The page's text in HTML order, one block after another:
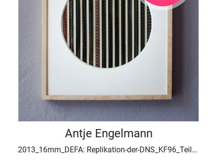
Antje Engelmann
2013_16mm_DEFA: Replikation-der-DNS_KF96_Teil3_Genetik_Rolle1, 2013